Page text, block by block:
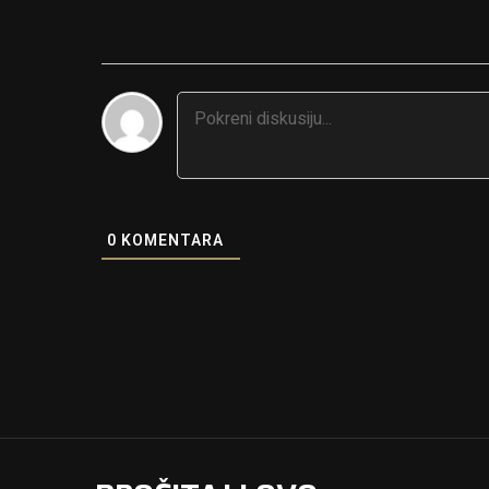
0 KOMENTARA